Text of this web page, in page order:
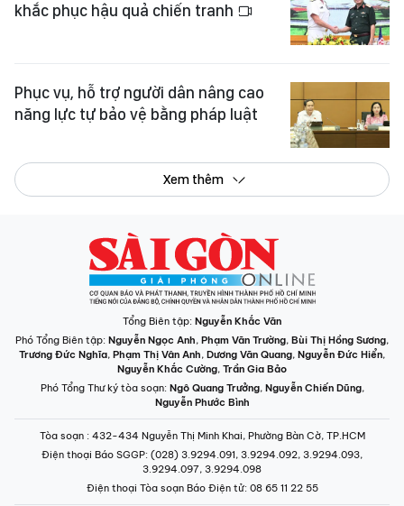
khắc phục hậu quả chiến tranh
Phục vụ, hỗ trợ người dân nâng cao
năng lực tự bảo vệ bằng pháp luật
Xem thêm
Tổng Biên tập: Nguyễn Khắc Văn
Phó Tổng Biên tập: Nguyễn Ngọc Anh, Phạm Văn Trường, Bùi Thị Hồng Sương,
Trương Đức Nghĩa, Phạm Thị Vân Anh, Dương Văn Quang, Nguyễn Đức Hiển,
Nguyễn Khắc Cường, Trần Gia Bảo
Phó Tổng Thư ký tòa soạn: Ngô Quang Trưởng, Nguyễn Chiến Dũng,
Nguyễn Phước Bình
Tòa soạn : 432-434 Nguyễn Thị Minh Khai, Phường Bàn Cờ, TP.HCM
Điện thoại Báo SGGP: (028) 3.9294.091, 3.9294.092, 3.9294.093,
3.9294.097, 3.9294.098
Điện thoại Tòa soạn Báo Điện tử: 08 65 11 22 55